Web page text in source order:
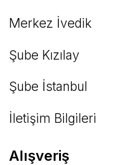
Merkez İvedik
Şube Kızılay
Şube İstanbul
İletişim Bilgileri
Alışveriş